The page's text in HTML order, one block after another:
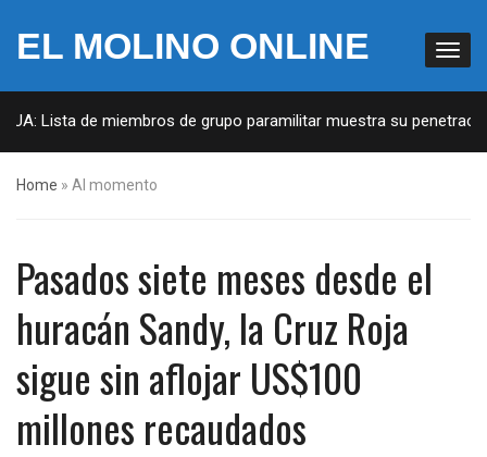
EL MOLINO ONLINE
Lista de miembros de grupo paramilitar muestra su
Home » Al momento
Pasados siete meses desde el
huracán Sandy, la Cruz Roja
sigue sin aflojar US$100
millones recaudados